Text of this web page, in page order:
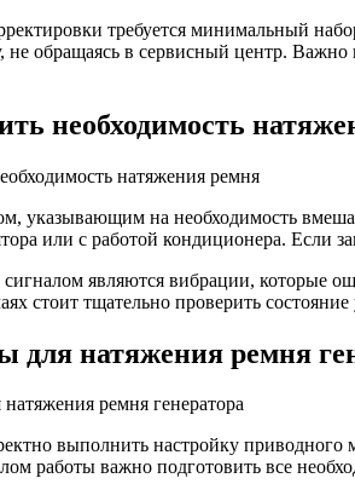
требуется минимальный
не обращаясь в сервисный центр.
необходимость
указывающим на необходимость
или с работой кондиционера. Если
являются вибрации, которые
стоит тщательно проверить
для натяжения ремня
выполнить настройку приводного
работы важно подготовить все